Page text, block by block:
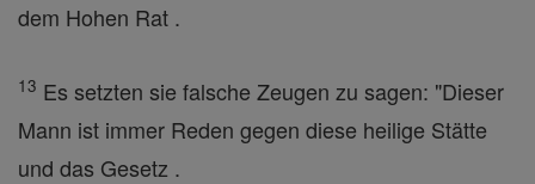
dem Hohen Rat .
13 Es setzten sie falsche Zeugen zu sagen: "Dieser
Mann ist immer Reden gegen diese heilige Stätte
und das Gesetz .